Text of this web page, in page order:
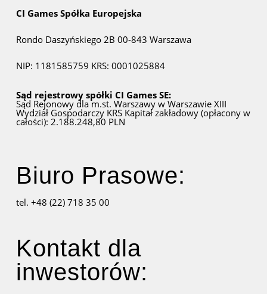
CI Games Spółka Europejska
Rondo Daszyńskiego 2B 00-843 Warszawa
NIP: 1181585759 KRS: 0001025884
Sąd rejestrowy spółki CI Games SE:
Sąd Rejonowy dla m.st. Warszawy w WarszawieXIII
Wydział Gospodarczy KRSKapitał zakładowy (opłacony w
całości): 2.188.248,80 PLN
Biuro Prasowe:
tel. +48 (22) 718 35 00
Kontakt dla
inwestorów: